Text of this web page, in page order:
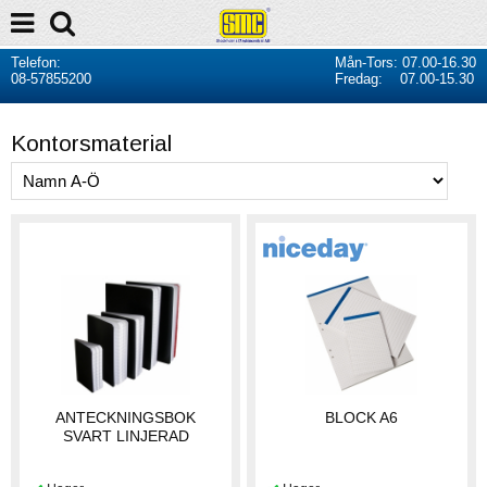
Telefon:
08-57855200
Mån-Tors: 07.00-16.30
Fredag: 07.00-15.30
Kontorsmaterial
ANTECKNINGSBOK
SVART LINJERAD
BLOCK A6